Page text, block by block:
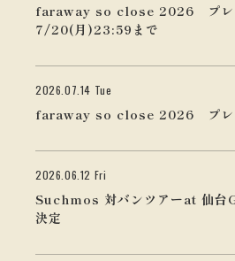
faraway so close 2026 プレ
7/20(月)23:59まで
2026.07.14 Tue
faraway so close 2026 プレ
2026.06.12 Fri
Suchmos 対バンツアーat 仙台
決定